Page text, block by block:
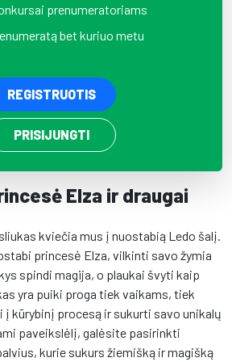
prenumeratoriams
bet kuriuo metu
REGISTRUOTIS
PRISIJUNGTI
Elza ir draugai
kviečia mus į nuostabią Ledo šalį.
princesė Elza, vilkinti savo žymia
spindi magija, o plaukai švyti kaip
yra puiki proga tiek vaikams, tiek
į kūrybinį procesą ir sukurti savo unikalų
paveikslėlį, galėsite pasirinkti
kurie sukurs žiemišką ir magišką